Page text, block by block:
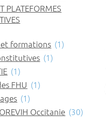
PLATEFORMES
formations (1)
(1)
(1)
FHU (1)
(1)
Occitanie (30)